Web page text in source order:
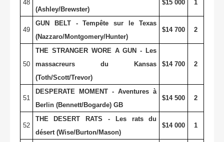
48
(Ashley/Brewster)
$15 000 1
49
GUN BELT - Tempête sur le Texas
(Nazzaro/Montgomery/Hunter)
$14 700 2
50
THE STRANGER WORE A GUN - Les
massacreurs du Kansas
(Toth/Scott/Trevor)
$14 700 2
51
DESPERATE MOMENT - Aventures à
Berlin (Bennett/Bogarde) GB
$14 500 2
52
THE DESERT RATS - Les rats du
désert (Wise/Burton/Mason)
$14 000 1